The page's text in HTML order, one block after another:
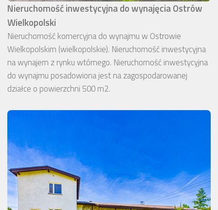
Nieruchomość inwestycyjna do wynajęcia Ostrów
Wielkopolski
Nieruchomość komercyjna do wynajmu w Ostrowie
Wielkopolskim (wielkopolskie). Nieruchomość inwestycyjna
na wynajem z rynku wtórnego. Nieruchomość inwestycyjna
do wynajmu posadowiona jest na zagospodarowanej
działce o powierzchni 500 m2.